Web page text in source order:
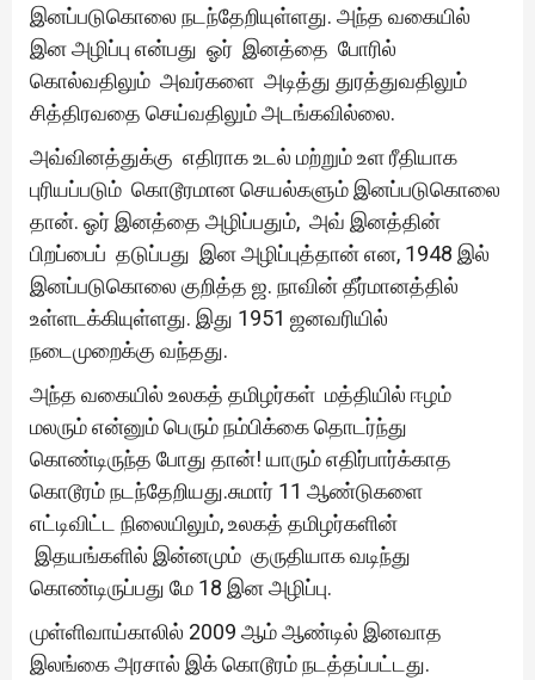
இனப்படுகொலை நடந்தேறியுள்ளது. அந்த வகையில்
இன அழிப்பு என்பது ஓர் இனத்தை போரில்
கொல்வதிலும் அவர்களை அடித்து துரத்துவதிலும்
சித்திரவதை செய்வதிலும் அடங்கவில்லை.
அவ்வினத்துக்கு எதிராக உடல் மற்றும் உள ரீதியாக
புரியப்படும் கொடூரமான செயல்களும் இனப்படுகொலை
தான். ஓர் இனத்தை அழிப்பதும், அவ் இனத்தின்
பிறப்பைப் தடுப்பது இன அழிப்புத்தான் என, 1948 இல்
இனப்படுகொலை குறித்த ஜ. நாவின் தீர்மானத்தில்
உள்ளடக்கியுள்ளது. இது 1951 ஜனவரியில்
நடைமுறைக்கு வந்தது.
அந்த வகையில் உலகத் தமிழர்கள் மத்தியில் ஈழம்
மலரும் என்னும் பெரும் நம்பிக்கை தொடர்ந்து
கொண்டிருந்த போது தான்! யாரும் எதிர்பார்க்காத
கொடூரம் நடந்தேறியது.சுமார் 11 ஆண்டுகளை
எட்டிவிட்ட நிலையிலும், உலகத் தமிழர்களின்
இதயங்களில் இன்னமும் குருதியாக வடிந்து
கொண்டிருப்பது மே 18 இன அழிப்பு.
முள்ளிவாய்காலில் 2009 ஆம் ஆண்டில் இனவாத
இலங்கை அரசால் இக் கொடூரம் நடத்தப்பட்டது.